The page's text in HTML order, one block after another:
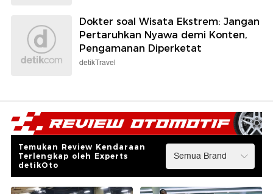
Dokter soal Wisata Ekstrem: Jangan
Pertaruhkan Nyawa demi Konten,
Pengamanan Diperketat
detikTravel
Temukan Review Kendaraan
Terlengkap oleh Experts
detikOto